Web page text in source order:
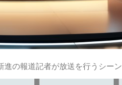
の報道記者が放送を行うシーン